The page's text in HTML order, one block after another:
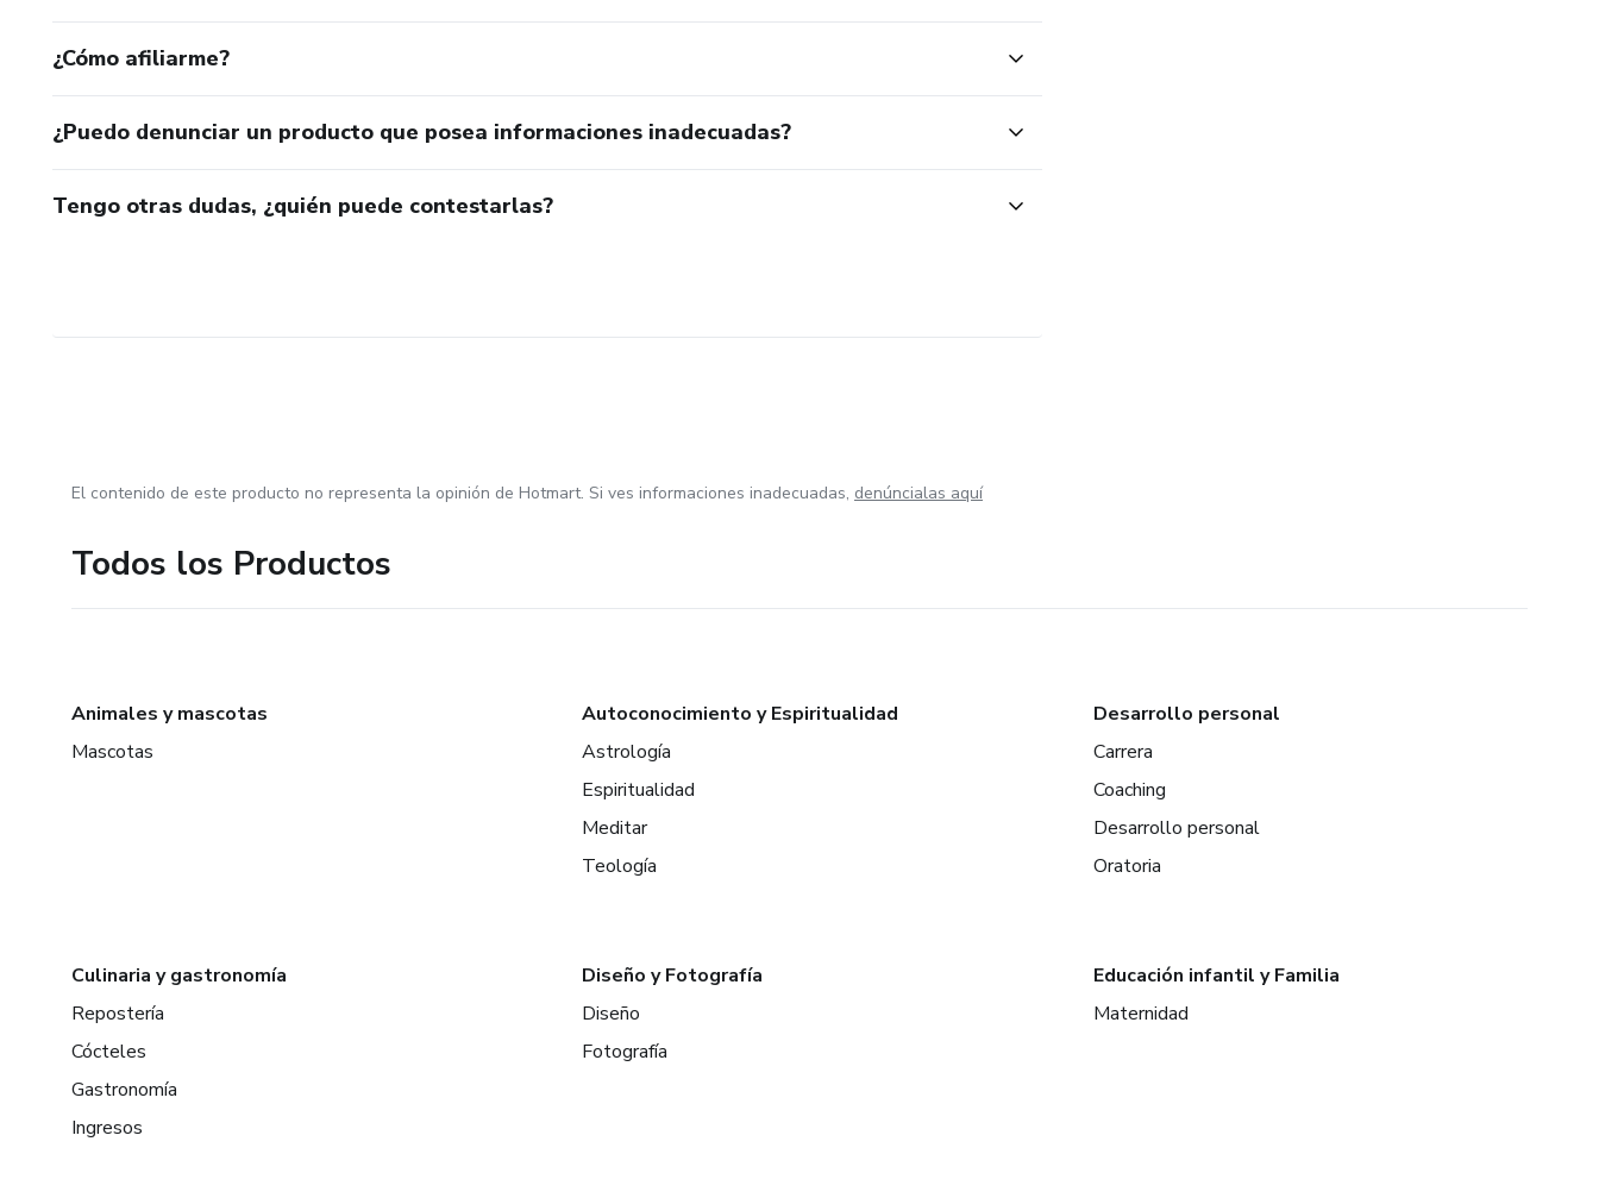
¿Cómo afiliarme?
¿Puedo denunciar un producto que posea informaciones inadecuadas?
Tengo otras dudas, ¿quién puede contestarlas?
El contenido de este producto no representa la opinión de Hotmart. Si ves informaciones inadecuadas, denúncialas aquí
Todos los Productos
Animales y mascotas
Mascotas
Autoconocimiento y Espiritualidad
Astrología
Espiritualidad
Meditar
Teología
Desarrollo personal
Carrera
Coaching
Desarrollo personal
Oratoria
Culinaria y gastronomía
Repostería
Cócteles
Gastronomía
Ingresos
Diseño y Fotografía
Diseño
Fotografía
Educación infantil y Familia
Maternidad